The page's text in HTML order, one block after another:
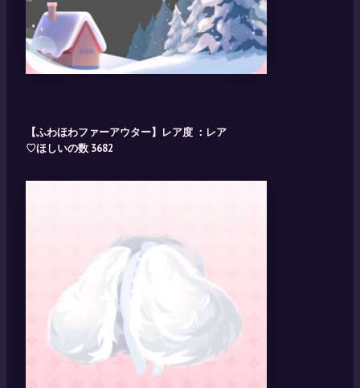
【ふわほわファーアウター】レア度 ：レア
♡ほしいの数 3682